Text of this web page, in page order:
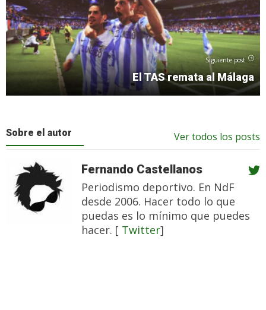
Siguiente post
El TAS remata al Málaga
Sobre el autor Ver todos los posts
Fernando Castellanos
Periodismo deportivo. En NdF
desde 2006. Hacer todo lo que
puedas es lo mínimo que puedes
hacer. [ Twitter]